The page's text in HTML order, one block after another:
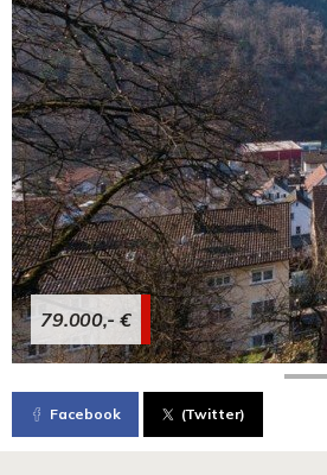
79.000,- €
Facebook (Twitter)